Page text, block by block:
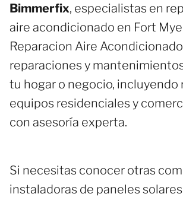
Bimmerfix, especialistas en
aire acondicionado en Fort
Reparacion Aire
reparaciones y
tu hogar o negocio, incluyendo
equipos residenciales y
con asesoría experta.
Si necesitas conocer otras
instaladoras de paneles